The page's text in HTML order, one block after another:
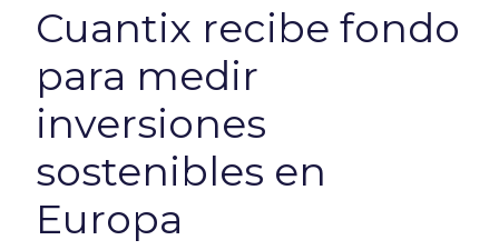
Cuantix recibe fondo
para medir
inversiones
sostenibles en
Europa